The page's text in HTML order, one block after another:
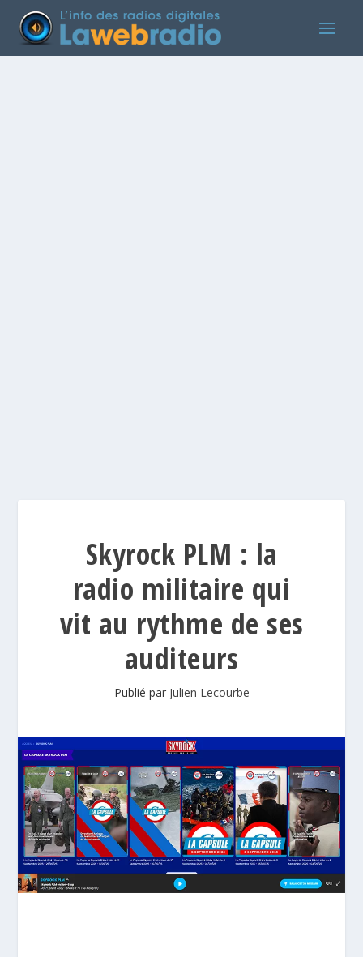
Skyrock PLM : la
radio militaire qui
vit au rythme de ses
auditeurs
Publié par Julien Lecourbe